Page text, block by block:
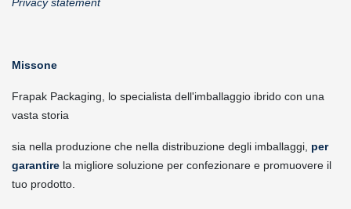
Missone
Frapak Packaging, lo specialista dell'imballaggio ibrido con una
vasta storia
sia nella produzione che nella distribuzione degli imballaggi, per
garantire la migliore soluzione per confezionare e promuovere il
tuo prodotto.